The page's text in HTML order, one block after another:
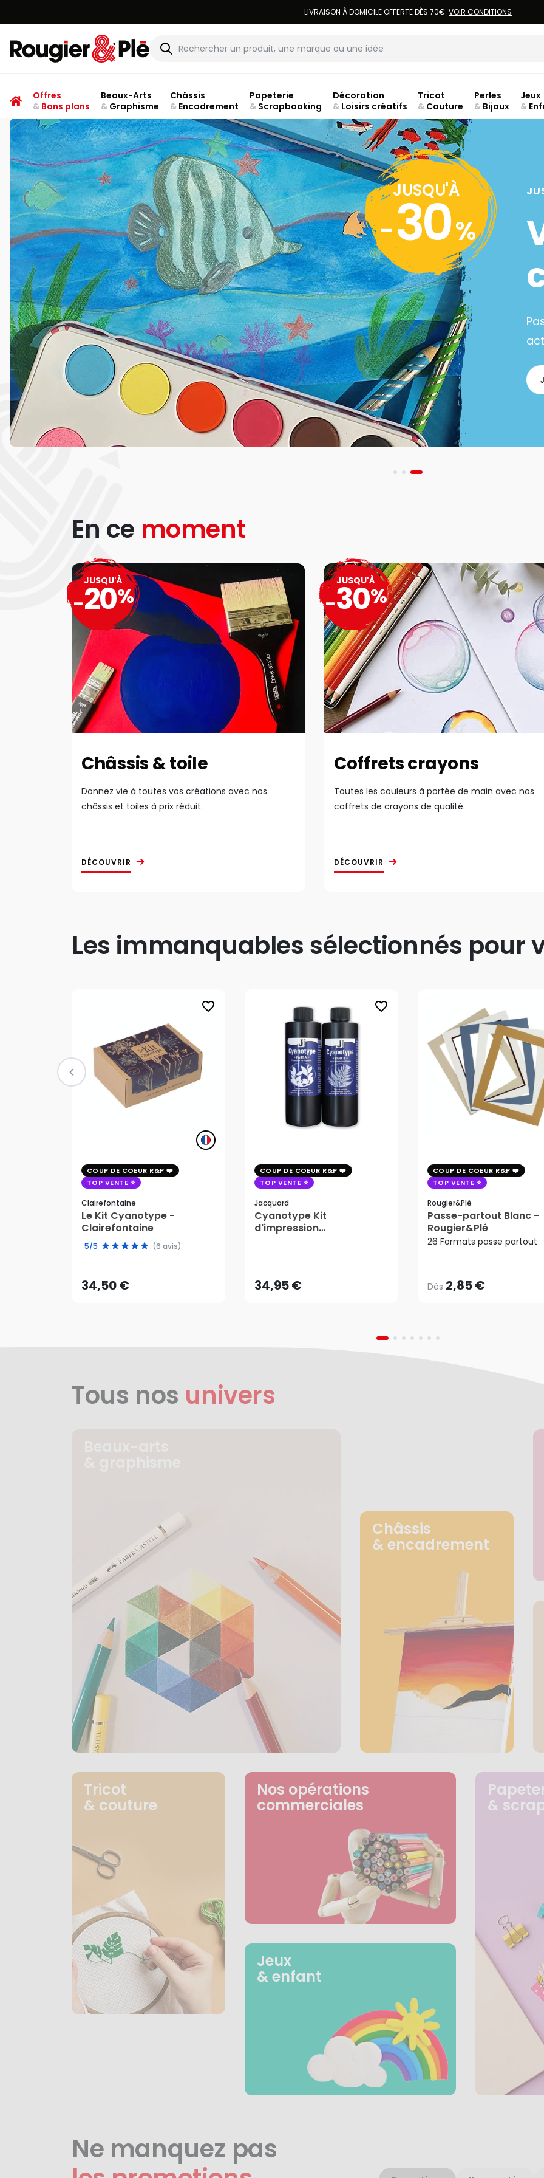
LIVRAISON À DOMICILE OFFERTE DÈS 70€. VOIR CONDITIONS
Rougier & Plé
Offres
&Bons plans
Beaux-Arts
&Graphisme
Châssis
&Encadrement
Papeterie
&Scrapbooking
Décoration
&Loisirs créatifs
Tricot
& Couture
Perles
& Bijoux
Jeux
&
JUSQU'À
-30%
En ce moment
Châssis & toile
Donnez vie à toutes vos créations avec nos
châssis et toiles à prix réduit.
DÉCOUVRIR
JUSQU'À
-20%
Coffrets crayons
Toutes les couleurs à portée de main avec nos
coffrets de crayons de qualité.
DÉCOUVRIR
JUSQU'À
-30%
Les immanquables sélectionnés pour
favorite_border
COUP DE COEUR R&P
TOP VENTE
Clairefontaine
Le Kit Cyanotype -
Clairefontaine
5/5 (6 avis)
34,50 €
34,50 €
AJOUTER AU PANIER
favorite_border
COUP DE COEUR R&P
TOP VENTE
Jacquard
Cyanotype Kit
d'impression
34,95 €AJOUTER AU PANIER
COUP DE COEUR R&P
TOP VENTE
Rougier&plé
Passe-partout Blanc -
Rougier&Plé
26 Formats passe partout
Dès 2,85 €
Dès2,85 €
Tous nos univers
Châssis
& encadrement
Tricot
& couture
Nos opérations
commerciales
Jeux
& enfant
&
Ne manquez pas